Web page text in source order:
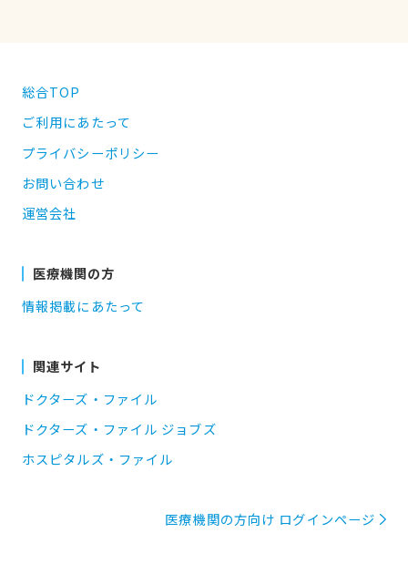
総合TOP
ご利用にあたって
プライバシーポリシー
お問い合わせ
運営会社
医療機関の方
情報掲載にあたって
関連サイト
ドクターズ・ファイル
ドクターズ・ファイル ジョブズ
ホスピタルズ・ファイル
医療機関の方向け ログインページ